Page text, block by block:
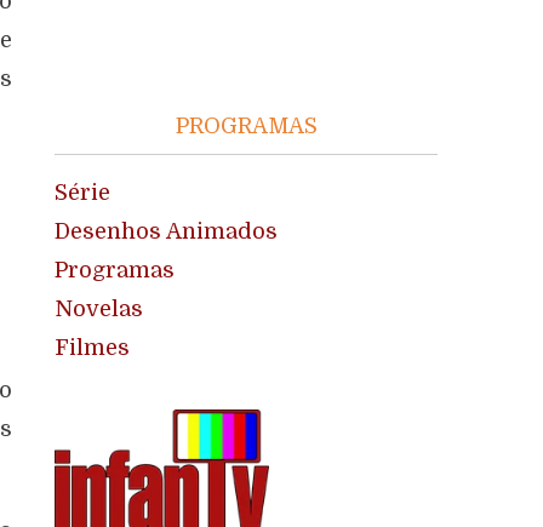
PROGRAMAS
Série
Desenhos Animados
Programas
Novelas
Filmes